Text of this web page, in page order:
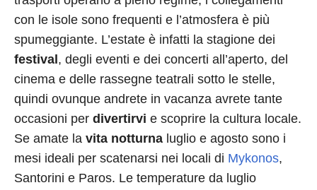
con le isole sono frequenti e l’atmosfera è più
spumeggiante. L’estate è infatti la stagione dei
festival , degli eventi e dei concerti all’aperto, del
cinema e delle rassegne teatrali sotto le stelle,
quindi ovunque andrete in vacanza avrete tante
occasioni per divertirvi e scoprire la cultura locale.
Se amate la vita notturna luglio e agosto sono i
mesi ideali per scatenarsi nei locali di Mykonos,
Santorini e Paros. Le temperature da luglio